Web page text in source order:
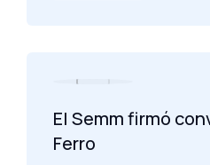
El Semm firmó
Ferro